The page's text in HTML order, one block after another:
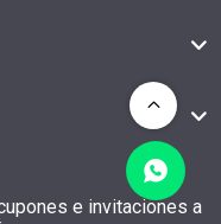
e invitaciones a